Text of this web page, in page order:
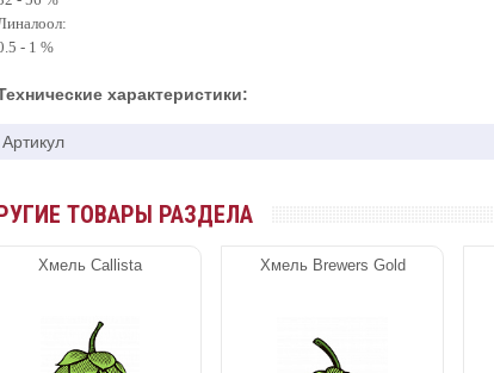
- 1 %
характеристики:
Артикул
ТОВАРЫ РАЗДЕЛА
Хмель Callista Хмель Brewers Gold